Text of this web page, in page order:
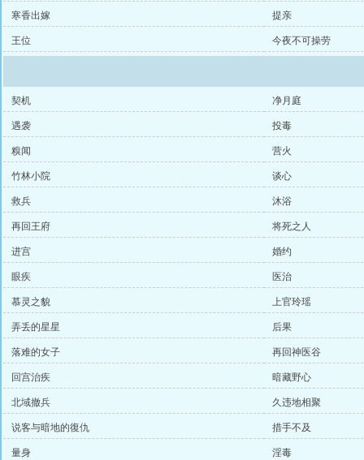
寒香出嫁 提亲
王位 今夜不可操劳
契机 净月庭
遇袭 投毒
糗闻 营火
竹林小院 谈心
救兵 沐浴
再回王府 将死之人
进宫 婚约
眼疾 医治
慕灵之貌 上官玲瑶
弄丢的星星 后果
落难的女子 再回神医谷
回宫治疾 暗藏野心
北域撤兵 久违地相聚
说客与暗地的復仇 措手不及
量身 淫毒